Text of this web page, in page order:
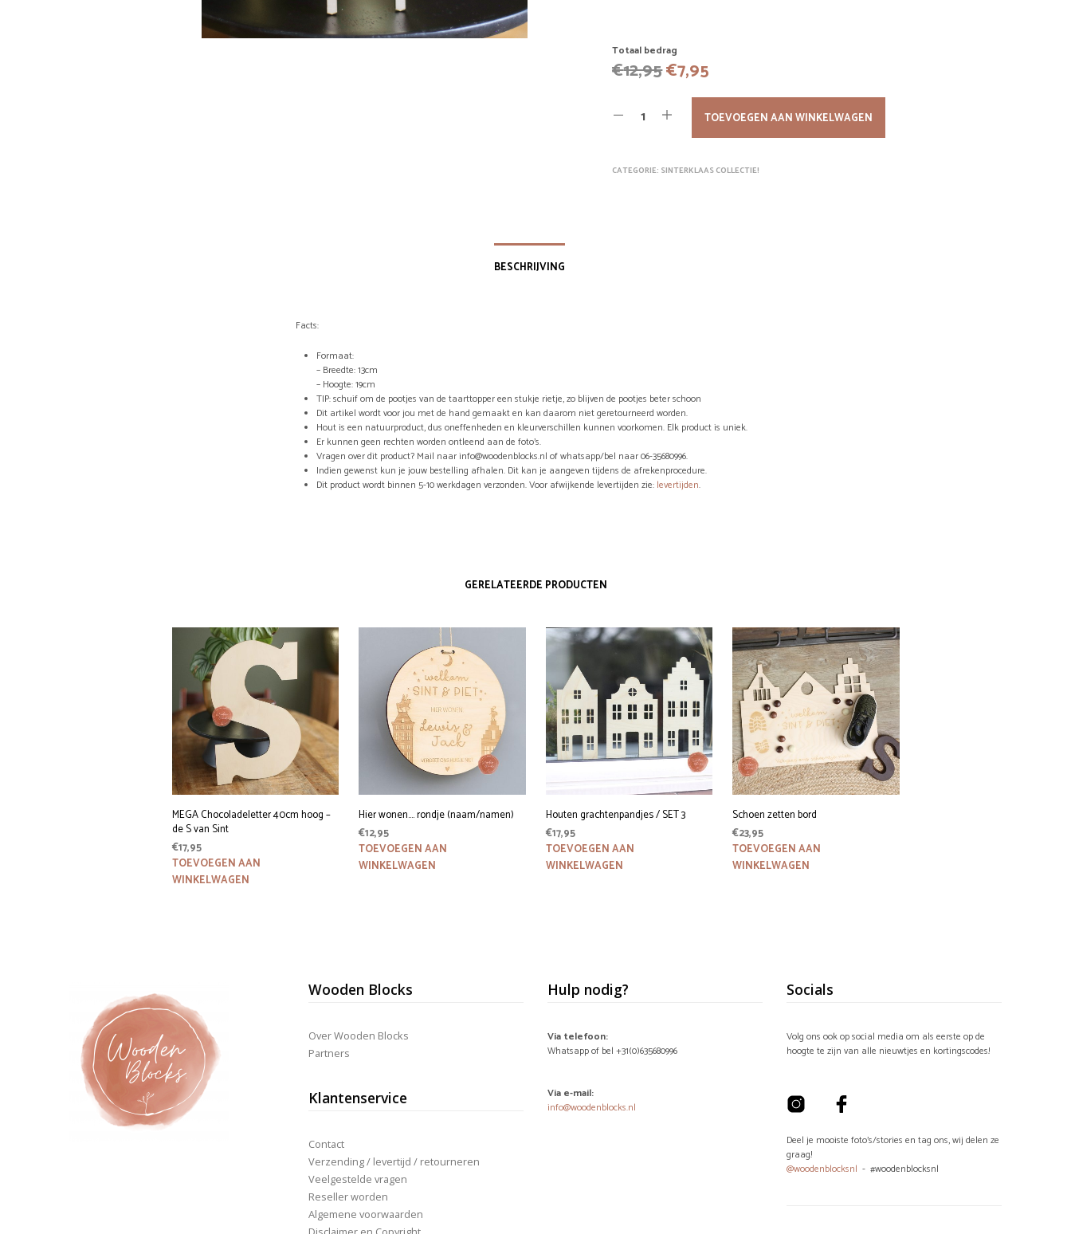
Totaal bedrag
€12,95Oorspronkelijke
prijs
was:
€7,95
prijs
is:
TOEVOEGEN AAN WINKELWAGEN
CATEGORIE: SINTERKLAAS COLLECTIE!
BESCHRIJVING
Facts:
Formaat:
– Breedte: 13cm
– Hoogte: 19cm
TIP: schuif om de pootjes van de taarttopper een stukje rietje, zo blijven de pootjes beter schoon
Dit artikel wordt voor jou met de hand gemaakt en kan daarom niet geretourneerd worden.
Hout is een natuurproduct, dus oneffenheden en kleurverschillen kunnen voorkomen. Elk product is uniek.
Er kunnen geen rechten worden ontleend aan de foto’s.
Vragen over dit product? Mail naar info@woodenblocks.nl of whatsapp/bel naar 06-35680996.
Indien gewenst kun je jouw bestelling afhalen. Dit kan je aangeven tijdens de afrekenprocedure.
Dit product wordt binnen 5-10 werkdagen verzonden. Voor afwijkende levertijden zie: levertijden.
GERELATEERDE PRODUCTEN
MEGA Chocoladeletter 40cm hoog –
de S van Sint
€17,95
TOEVOEGEN AAN
WINKELWAGEN
Hier wonen…. rondje (naam/namen)
€12,95
TOEVOEGEN AAN
WINKELWAGEN
Houten grachtenpandjes / SET 3
€17,95
TOEVOEGEN AAN
WINKELWAGEN
Schoen zetten bord
€23,95
TOEVOEGEN AAN
WINKELWAGEN
Wooden Blocks
Over Wooden Blocks
Partners
Klantenservice
Contact
Verzending / levertijd / retourneren
Veelgestelde vragen
Reseller worden
Algemene voorwaarden
Hulp nodig?
Via telefoon:
Whatsapp of bel +31(0)635680996
Via e-mail:
info@woodenblocks.nl
Socials
Volg ons ook op social media om als eerste op de
hoogte te zijn van alle nieuwtjes en kortingscodes!
Deel je mooiste foto's/stories en tag ons, wij delen ze
graag!
@woodenblocksnl - #woodenblocksnl